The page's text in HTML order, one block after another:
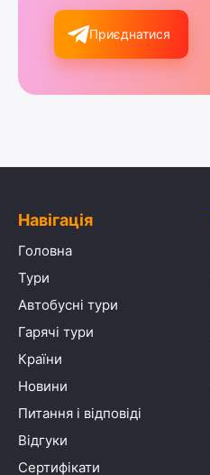
Приєднатися
Навігація
Головна
Тури
Автобусні тури
Гарячі тури
Країни
Новини
Питання і відповіді
Відгуки
Сертифікати